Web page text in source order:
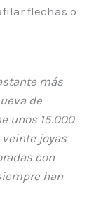
flechas o
más
de
unos 15.000
veinte joyas
con
han